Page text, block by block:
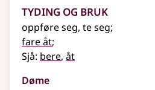
Tyding og bruk
oppføre seg, te seg;
fare åt;
Sjå: bere, åt
Døme